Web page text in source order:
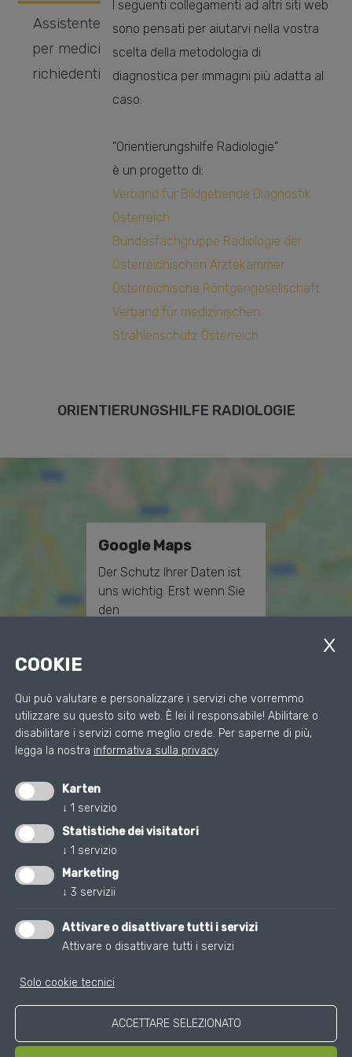
Assistente
per medici
richiedenti
I seguenti collegamenti ad altri siti web
sono pensati per aiutarvi nella vostra
scelta della metodologia di
diagnostica per immagini più adatta al
caso.
"Orientierungshilfe Radiologie"
è un progetto di:
Verband für Bildgebende Diagnostik
Österreich
Bundesfachgruppe Radiologie der
Österreichischen Ärztekammer
Österreichische Röntgengesellschaft
Verband für medizinischen
Strahlenschutz Österreich
ORIENTIERUNGSHILFE RADIOLOGIE
Google Maps
Der Schutz Ihrer Daten ist
uns wichtig. Erst wenn Sie
den
zu laden.
ZU DEN
PRIVACYEINSTELLUNGEN
CENTRO DIAGNOSTICO OMEGA
+39 0471 086060
info@omegamed.it
Orario: Lunedi a Giovedi 7:30 - 16:30 Venerdì 7:30
- 13:00
COOKIE
Qui può valutare e personalizzare i servizi che vorremmo
utilizzare su questo sito web. È lei il responsabile! Abilitare o
disabilitare i servizi come meglio crede. Per saperne di più,
legga la nostra informativa sulla privacy.
Karten
↓ 1 servizio
Statistiche dei visitatori
↓ 1 servizio
Marketing
↓ 3 servizii
Attivare o disattivare tutti i servizi
Attivare o disattivare tutti i servizi
Solo cookie tecnici
ACCETTARE SELEZIONATO